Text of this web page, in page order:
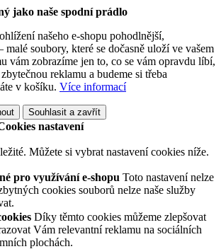
jako naše spodní prádlo
našeho e-shopu pohodlnější,
malé soubory, které se dočasně uloží ve vašem
vám zobrazíme jen to, co se vám opravdu líbí,
reklamu a budeme si třeba
v košíku. Více informací
Souhlasit a zavřít
nastavení
Můžete si vybrat nastavení cookies níže.
pro využívání e-shopu Toto nastavení nelze
cookies souborů nelze naše služby
Díky těmto cookies můžeme zlepšovat
Vám relevantní reklamu na sociálních
plochách.